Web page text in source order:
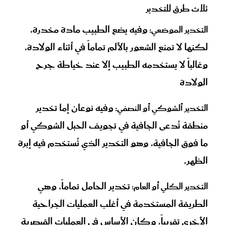
ثلاث طرق للتخدير
التخدير الموضعي:وفيه يضع الطبيب مادة مخدرة،
لكنها لا تمنع الشعور بالألم تماماً في أثناء الولادة،
وغالباً لا يستخدمه الطبيب إلا عند خياطة جرح
الولادة
التخدير ألشوكي أو النصفي:وفيه نوعان إما تخدير
منطقة تُدعى الجافية في تجويف الحبل الشوكي أو
ما فوق الجافية، وهو التخدير الذي تُستخدم فيه إبرة
الظهر.
التخدير الكلي أو العام:تخدير الحامل تماماً، وهي
الطريقة المستخدمة في أغلب العمليات الجراحية